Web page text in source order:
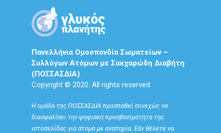
Πανελλήνια Ομοσπονδία Σωματείων –
Συλλόγων Ατόμων με Σακχαρώδη Διαβήτη
(ΠΟΣΣΑΣΔΙΑ)
Copyright © 2020. All rights reserved.
Η ομάδα της ΠΟΣΣΑΣΔΙΑ προσπαθεί συνεχώς να
διασφαλίσει την ψηφιακή προσβασιμότητα της
ιστοσελίδας για άτομα με αναπηρία. Εάν θέλετε να